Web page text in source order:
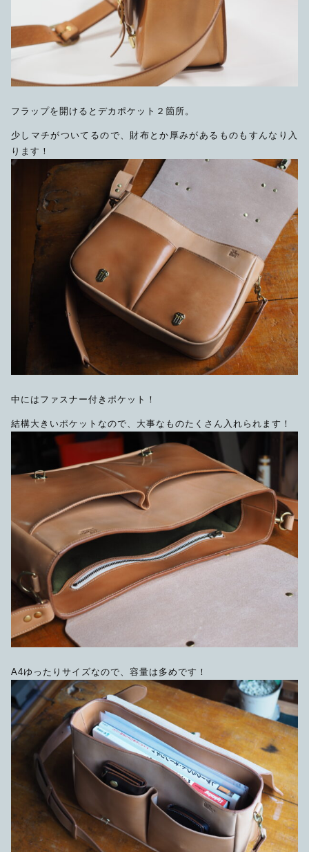
フラップを開けるとデカポケット２箇所。
少しマチがついてるので、財布とか厚みがあるものもすんなり入
ります！
中にはファスナー付きポケット！
結構大きいポケットなので、大事なものたくさん入れられます！
A4ゆったりサイズなので、容量は多めです！